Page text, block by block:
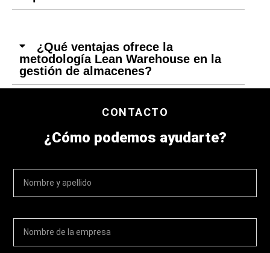
¿Qué ventajas ofrece la
metodología Lean Warehouse en la
gestión de almacenes?
CONTACTO
¿Cómo podemos ayudarte?